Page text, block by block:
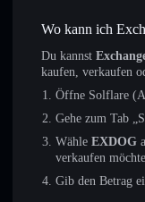
Wo kann ich
Du kannst
kaufen, verkaufen
Öffne Solflare
Gehe zum Tab
Wähle EXDOG
verkaufen
Gib den Betrag